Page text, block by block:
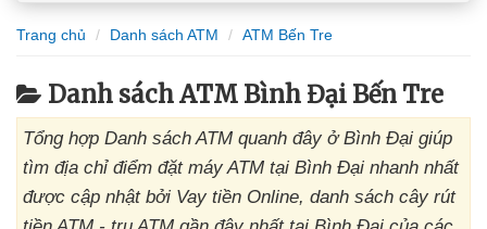
Trang chủ Danh sách ATM ATM Bến Tre
Danh sách ATM Bình Đại Bến Tre
Tổng hợp Danh sách ATM quanh đây ở Bình Đại giúp
tìm địa chỉ điểm đặt máy ATM tại Bình Đại nhanh nhất
được cập nhật bởi Vay tiền Online, danh sách cây rút